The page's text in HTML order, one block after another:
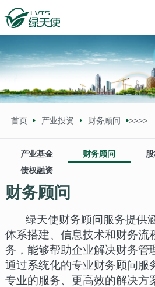
产业基金 财务顾问
债权融资
首页 >>
产业投资 >>
财务顾问
财务顾问
绿天使财务顾问服务提供
体系搭建、信息技术和财务流
务，能够帮助企业解决财务管
通过系统化的专业财务顾问服
专业的服务、更高效的解决方